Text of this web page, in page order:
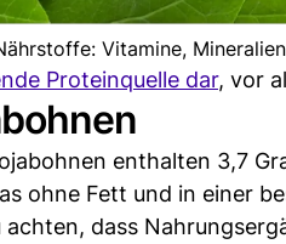
Vitamine,
Proteinquelle dar, vor
enthalten 3,7
ohne Fett und in einer
dass